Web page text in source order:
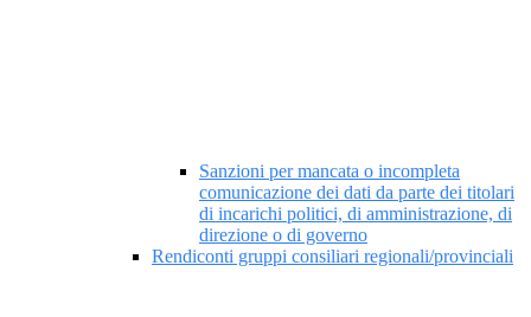
Sanzioni per mancata o incompleta
comunicazione dei dati da parte dei titolari
di incarichi politici, di amministrazione, di
direzione o di governo
Rendiconti gruppi consiliari regionali/provinciali